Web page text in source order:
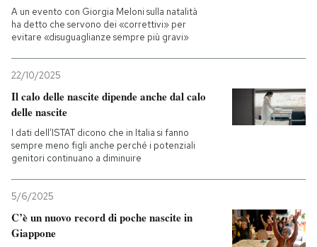
A un evento con Giorgia Meloni sulla natalità
ha detto che servono dei «correttivi» per
evitare «disuguaglianze sempre più gravi»
22/10/2025
Il calo delle nascite dipende anche dal calo
delle nascite
I dati dell’ISTAT dicono che in Italia si fanno
sempre meno figli anche perché i potenziali
genitori continuano a diminuire
5/6/2025
C’è un nuovo record di poche nascite in
Giappone